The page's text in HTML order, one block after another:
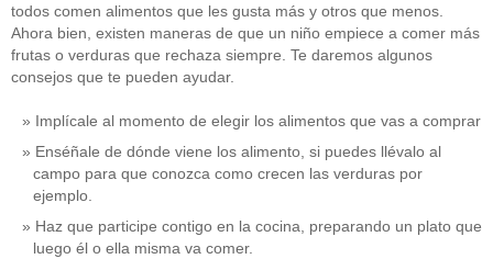
todos comen alimentos que les gusta más y otros que menos.
Ahora bien, existen maneras de que un niño empiece a comer más
frutas o verduras que rechaza siempre. Te daremos algunos
consejos que te pueden ayudar.
Implícale al momento de elegir los alimentos que vas a comprar
Enséñale de dónde viene los alimento, si puedes llévalo al
campo para que conozca como crecen las verduras por
ejemplo.
Haz que participe contigo en la cocina, preparando un plato que
luego él o ella misma va comer.